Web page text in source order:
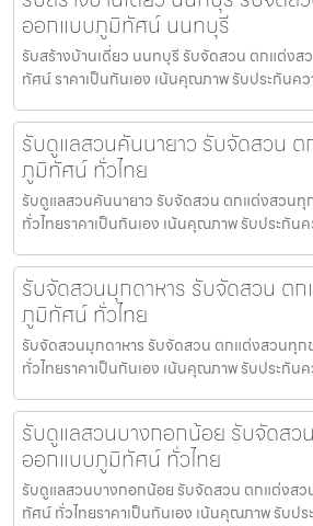
ออกแบบภูมิทัศน์ นนทบุรี
รับสร้างบ้านเดี่ยว นนทบุรี รับจัดสวน ตกแต่ง
ทัศน์ ราคาเป็นกันเอง เน้นคุณภาพ รับประกันค
รับดูแลสวนคันนายาว รับจัดสวน
ภูมิทัศน์ ทั่วไทย
รับดูแลสวนคันนายาว รับจัดสวน ตกแต่งสวน
ทั่วไทยราคาเป็นกันเอง เน้นคุณภาพ รับประกัน
รับจัดสวนมุกดาหาร รับจัดสวน ต
ภูมิทัศน์ ทั่วไทย
รับจัดสวนมุกดาหาร รับจัดสวน ตกแต่งสวนทุ
ทั่วไทยราคาเป็นกันเอง เน้นคุณภาพ รับประกัน
รับดูแลสวนบางกอกน้อย รับจัดสว
ออกแบบภูมิทัศน์ ทั่วไทย
รับดูแลสวนบางกอกน้อย รับจัดสวน ตกแต่งส
ทัศน์ ทั่วไทยราคาเป็นกันเอง เน้นคุณภาพ รับป